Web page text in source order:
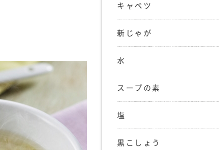
キャベツ
新じゃが
水
スープの素
塩
黒こしょう